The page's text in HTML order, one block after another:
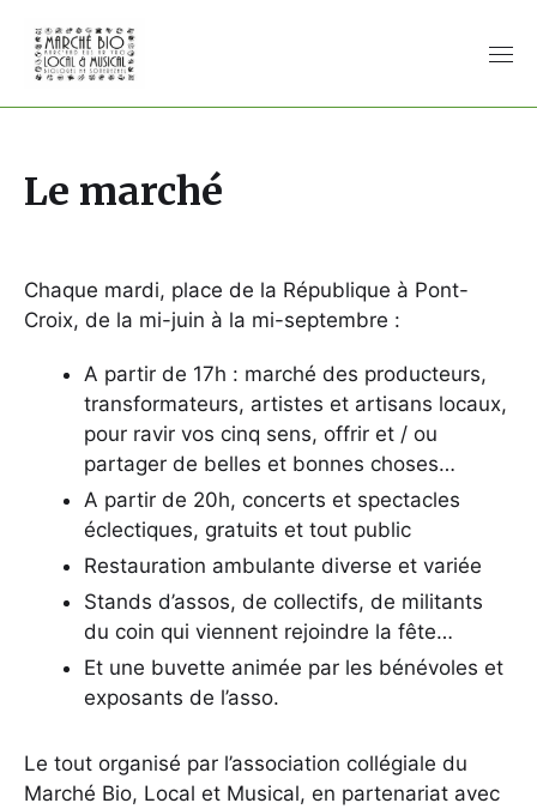
Le marché
Chaque mardi, place de la République à Pont-
Croix, de la mi-juin à la mi-septembre :
A partir de 17h : marché des producteurs,
transformateurs, artistes et artisans locaux,
pour ravir vos cinq sens, offrir et / ou
partager de belles et bonnes choses…
A partir de 20h, concerts et spectacles
éclectiques, gratuits et tout public
Restauration ambulante diverse et variée
Stands d’assos, de collectifs, de militants
du coin qui viennent rejoindre la fête…
Et une buvette animée par les bénévoles et
exposants de l’asso.
Le tout organisé par l’association collégiale du
Marché Bio, Local et Musical, en partenariat avec